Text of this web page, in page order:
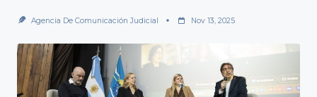
Agencia De Comunicación Judicial Nov 13, 2025